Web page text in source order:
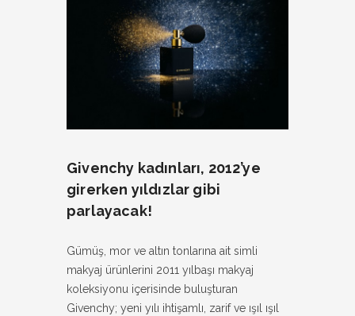
Facebook
Givenchy kadınları, 2012’ye
girerken yıldızlar gibi
parlayacak!
Gümüş, mor ve altın tonlarına ait simli
makyaj ürünlerini 2011 yılbaşı makyaj
koleksiyonu içerisinde buluşturan
Givenchy; yeni yılı ihtişamlı, zarif ve ışıl ışıl